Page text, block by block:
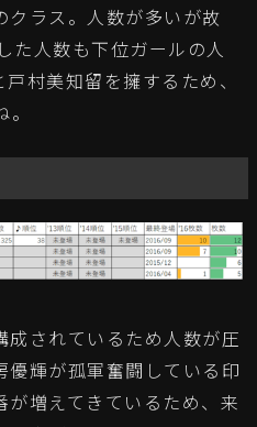
クラス。人数が多いが故
た人数も下位ガールの人
村美知留を擁するため、
されているため人数が圧
輝が孤軍奮闘している印
増えてきているため、来